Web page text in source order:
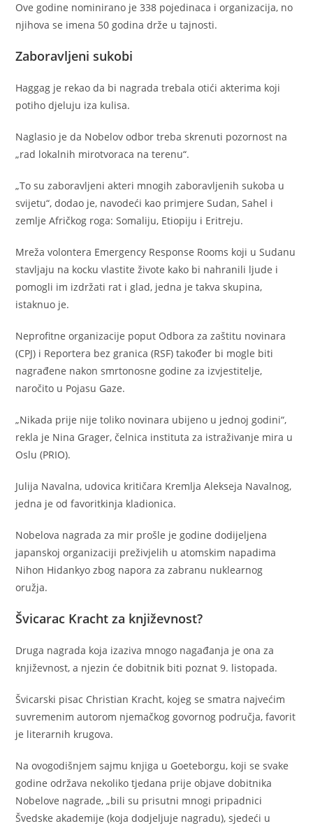
Ove godine nominirano je 338 pojedinaca i organizacija, no
njihova se imena 50 godina drže u tajnosti.
Zaboravljeni sukobi
Haggag je rekao da bi nagrada trebala otići akterima koji
potiho djeluju iza kulisa.
Naglasio je da Nobelov odbor treba skrenuti pozornost na
„rad lokalnih mirotvoraca na terenu“.
„To su zaboravljeni akteri mnogih zaboravljenih sukoba u
svijetu“, dodao je, navodeći kao primjere Sudan, Sahel i
zemlje Afričkog roga: Somaliju, Etiopiju i Eritreju.
Mreža volontera Emergency Response Rooms koji u Sudanu
stavljaju na kocku vlastite živote kako bi nahranili ljude i
pomogli im izdržati rat i glad, jedna je takva skupina,
istaknuo je.
Neprofitne organizacije poput Odbora za zaštitu novinara
(CPJ) i Reportera bez granica (RSF) također bi mogle biti
nagrađene nakon smrtonosne godine za izvjestitelje,
naročito u Pojasu Gaze.
„Nikada prije nije toliko novinara ubijeno u jednoj godini“,
rekla je Nina Grager, čelnica instituta za istraživanje mira u
Oslu (PRIO).
Julija Navalna, udovica kritičara Kremlja Alekseja Navalnog,
jedna je od favoritkinja kladionica.
Nobelova nagrada za mir prošle je godine dodijeljena
japanskoj organizaciji preživjelih u atomskim napadima
Nihon Hidankyo zbog napora za zabranu nuklearnog
oružja.
Švicarac Kracht za književnost?
Druga nagrada koja izaziva mnogo nagađanja je ona za
književnost, a njezin će dobitnik biti poznat 9. listopada.
Švicarski pisac Christian Kracht, kojeg se smatra najvećim
suvremenim autorom njemačkog govornog područja, favorit
je literarnih krugova.
Na ovogodišnjem sajmu knjiga u Goeteborgu, koji se svake
godine održava nekoliko tjedana prije objave dobitnika
Nobelove nagrade, „bili su prisutni mnogi pripadnici
Švedske akademije (koja dodjeljuje nagradu), sjedeći u